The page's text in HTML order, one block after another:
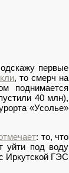
первые
, то смерч на
поднимается
40 млн),
«Усолье»
: то, что
уйти под воду
Иркутской ГЭС